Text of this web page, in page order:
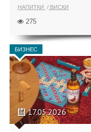
НАПИТКИ ВИСКИ
275
БИЗНЕС
17.05.2026